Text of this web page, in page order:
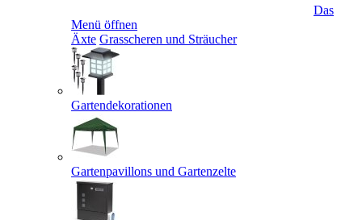
Das
Menü öffnen
Äxte Grasscheren und Sträucher
Gartendekorationen
Gartenpavillons und Gartenzelte